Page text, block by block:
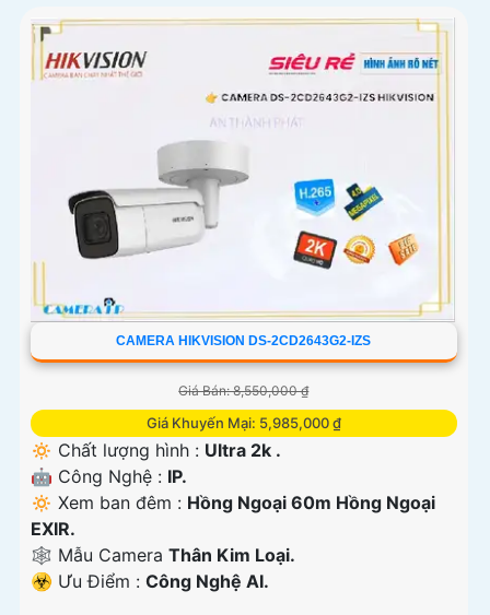
CAMERA HIKVISION DS-2CD2643G2-IZS
Giá Bán: 8,550,000 ₫
Giá Khuyến Mại: 5,985,000 ₫
🔅 Chất lượng hình : Ultra 2k .
🤖️ Công Nghệ : IP.
🔅 Xem ban đêm : Hồng Ngoại 60m Hồng Ngoại
EXIR.
🕸️ Mẫu Camera Thân Kim Loại.
️☣️ Ưu Điểm : Công Nghệ AI.